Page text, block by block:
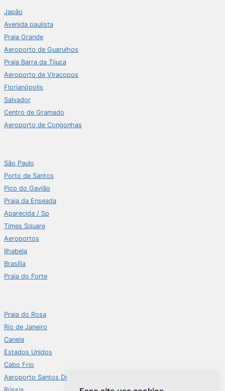
Japão
Avenida paulista
Praia Grande
Aeroporto de Guarulhos
Praia Barra da Tijuca
Aeroporto de Viracopos
Florianópolis
Salvador
Centro de Gramado
Aeroporto de Congonhas
São Paulo
Porto de Santos
Pico do Gavião
Praia da Enseada
Aparecida / Sp
Times Square
Aeroportos
Ilhabela
Brasília
Praia do Forte
Praia do Rosa
Rio de Janeiro
Canela
Estados Unidos
Cabo Frio
Aeroporto Santos Dumont